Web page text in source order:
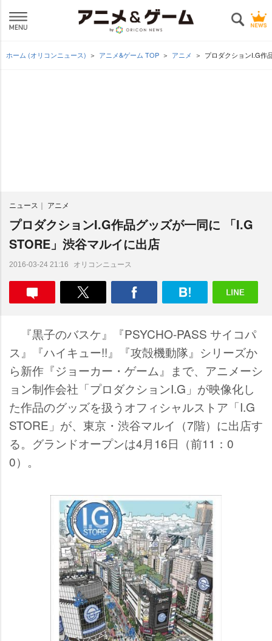
ホーム (オリコンニュース) アニメ&ゲーム TOP アニメ プロダクションI.G作
ニュース アニメ
プロダクションI.G作品グッズが一同に 「I.G
STORE」渋谷マルイに出店
2016-03-24 21:16 オリコンニュース
『黒子のバスケ』『PSYCHO-PASS サイコパ
ス』『ハイキュー!!』『攻殻機動隊』シリーズか
ら新作『ジョーカー・ゲーム』まで、アニメーシ
ョン制作会社「プロダクションI.G」が映像化し
た作品のグッズを扱うオフィシャルストア「I.G
STORE」が、東京・渋谷マルイ（7階）に出店す
る。グランドオープンは4月16日（前11：0
0）。